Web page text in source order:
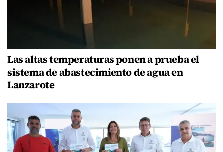
Las altas temperaturas ponen a prueba el
sistema de abastecimiento de agua en
Lanzarote